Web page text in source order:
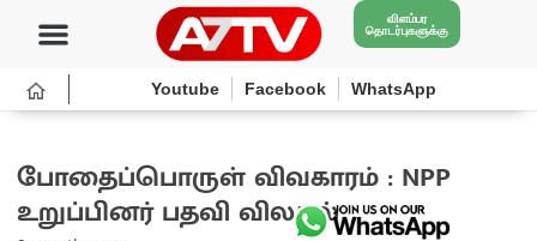
விளம்பர
தொடர்புகளுக்கு
Youtube Facebook WhatsApp
போதைப்பொருள் விவகாரம் : NPP
உறுப்பினர் பதவி விலகல்